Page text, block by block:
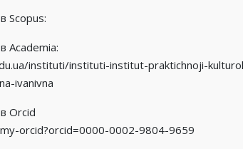
Scopus:
Academia:
instituti/instituti-institut-praktichnoji-
ivanivna
Orcid
orcid?orcid=0000-0002-9804-9659